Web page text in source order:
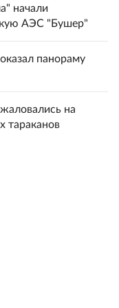
начали
АЭС "Бушер"
панораму
на
тараканов